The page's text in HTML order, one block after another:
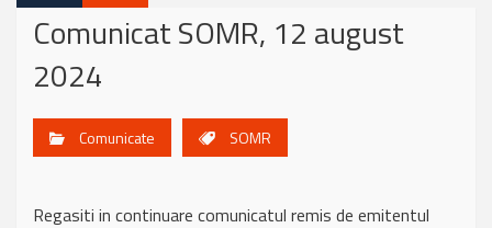
Comunicat SOMR, 12 august
2024
Comunicate SOMR
Regasiti in continuare comunicatul remis de emitentul